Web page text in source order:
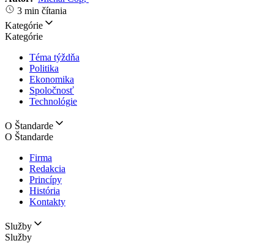
3 min čítania
Kategórie
Kategórie
Téma týždňa
Politika
Ekonomika
Spoločnosť
Technológie
O Štandarde
O Štandarde
Firma
Redakcia
Princípy
História
Kontakty
Služby
Služby